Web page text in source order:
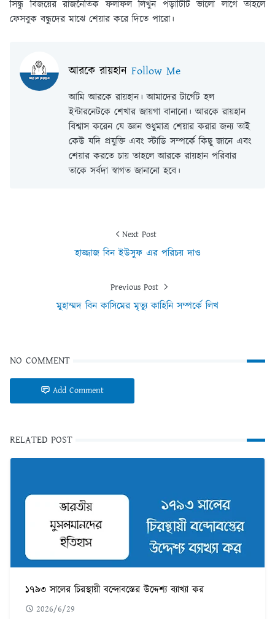
সিন্ধু বিজয়ের রাজনৈতিক ফলাফল লিখুন পড়াটিটি ভালো লাগে তাহলে
ফেসবুক বন্ধুদের মাঝে শেয়ার করে দিতে পারো।
আরকে রায়হান Follow Me
আমি আরকে রায়হান। আমাদের টার্গেট হল
ইন্টারনেটকে শেখার জায়গা বানানো। আরকে রায়হান
বিশ্বাস করেন যে জ্ঞান শুধুমাত্র শেয়ার করার জন্য তাই
কেউ যদি প্রযুক্তি এবং স্টাডি সম্পর্কে কিছু জানে এবং
শেয়ার করতে চায় তাহলে আরকে রায়হান পরিবার
তাকে সর্বদা স্বাগত জানানো হবে।
Next Post
হাজ্জাজ বিন ইউসুফ এর পরিচয় দাও
Previous Post
মুহাম্মদ বিন কাসিমের মৃত্যু কাহিনি সম্পর্কে লিখ
NO COMMENT
Add Comment
RELATED POST
১৭৯৩ সালের চিরস্থায়ী বন্দোবস্তের উদ্দেশ্য ব্যাখ্যা কর
2026/6/29